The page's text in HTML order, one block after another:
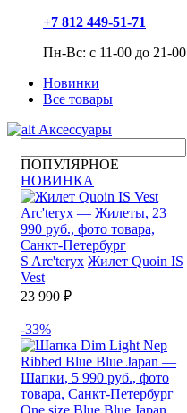
+7 812 449-51-71
Пн-Вс: с 11-00 до 21-00
Новинки
Все товары
Аксессуары
ПОПУЛЯРНОЕ
НОВИНКА
S Arc'teryx Жилет Quoin IS
Vest
23 990 ₽
-33%
One size Blue Blue Japan